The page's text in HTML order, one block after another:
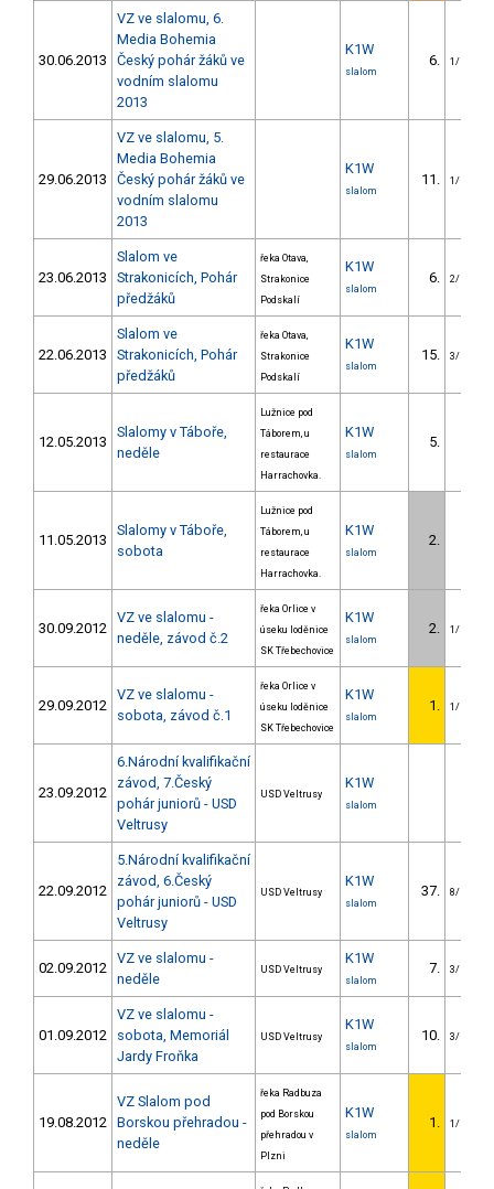
30.06.2013
VZ ve slalomu, 6.
Media Bohemia
Český pohár žáků ve
vodním slalomu
2013
K1W
slalom
6. 1/U23
29.06.2013
VZ ve slalomu, 5.
Media Bohemia
Český pohár žáků ve
vodním slalomu
2013
K1W
slalom
11. 1/U23
23.06.2013
Slalom ve
Strakonicích, Pohár
předžáků
řeka Otava,
Strakonice
Podskalí
K1W
slalom
6. 2/U23
22.06.2013
Slalom ve
Strakonicích, Pohár
předžáků
řeka Otava,
Strakonice
Podskalí
K1W
slalom
15. 3/U23
12.05.2013
Slalomy v Táboře,
neděle
Lužnice pod
Táborem, u
restaurace
Harrachovka.
K1W
slalom
5.
11.05.2013
Slalomy v Táboře,
sobota
Lužnice pod
Táborem, u
restaurace
Harrachovka.
K1W
slalom
2.
30.09.2012
VZ ve slalomu -
neděle, závod č.2
řeka Orlice v
úseku loděnice
SK Třebechovice
K1W
slalom
2. 1/U23
29.09.2012
VZ ve slalomu -
sobota, závod č.1
řeka Orlice v
úseku loděnice
SK Třebechovice
K1W
slalom
1. 1/U23
23.09.2012
6.Národní kvalifikační
závod, 7.Český
pohár juniorů - USD
Veltrusy
USD Veltrusy
K1W
slalom
22.09.2012
5.Národní kvalifikační
závod, 6.Český
pohár juniorů - USD
Veltrusy
USD Veltrusy
K1W
slalom
37. 8/U23
02.09.2012
VZ ve slalomu -
neděle
USD Veltrusy
K1W
slalom
7. 3/U23
01.09.2012
VZ ve slalomu -
sobota, Memoriál
Jardy Froňka
USD Veltrusy
K1W
slalom
10. 3/U23
19.08.2012
VZ Slalom pod
Borskou přehradou -
neděle
řeka Radbuza
pod Borskou
přehradou v
Plzni
K1W
slalom
1. 1/U23